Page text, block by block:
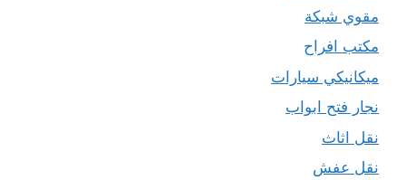
مقوي شبكة
مكتب افراح
ميكانيكي سيارات
نجار فتح ابواب
نقل اثاث
نقل عفش